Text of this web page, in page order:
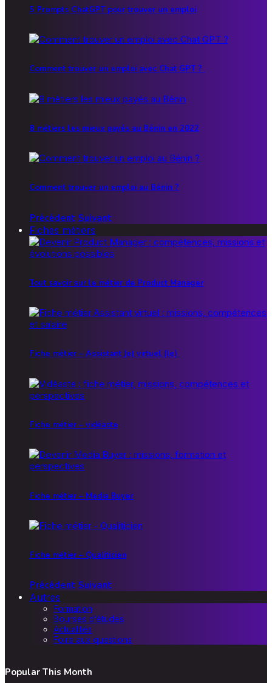
5 Prompts ChatGPT pour trouver un emploi
Comment trouver un emploi avec Chat GPT ?
8 métiers les mieux payés au Bénin en 2022
Comment trouver un emploi au Bénin ?
Précédent Suivant
Fiches métiers
Tout savoir sur le métier de Product Manager
Fiche métier – Assistant (e) virtuel (le)
Fiche métier – vidéaste
Fiche métier – Media Buyer
Fiche métier – Qualiticien
Précédent Suivant
Autres
Formation
Bourses d’études
Actualités
Foire aux questions
Popular This Month